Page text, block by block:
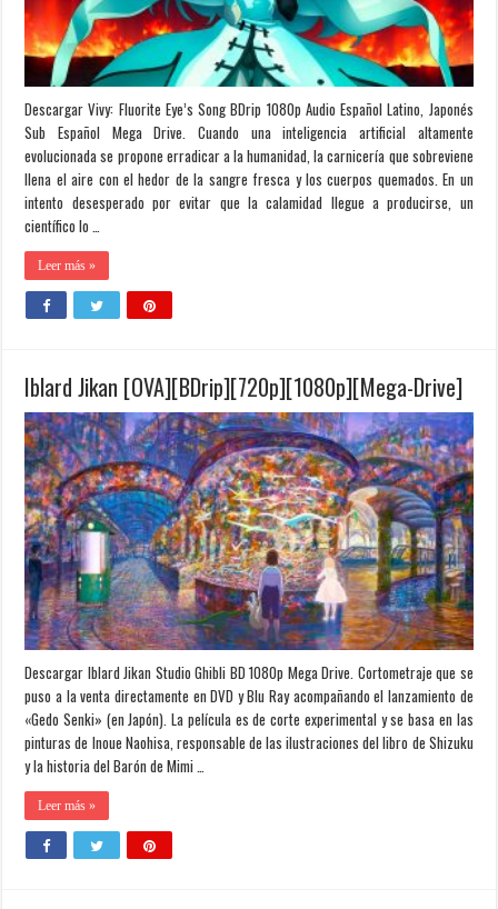
Descargar Vivy: Fluorite Eye’s Song BDrip 1080p Audio Español Latino, Japonés
Sub Español Mega Drive. Cuando una inteligencia artificial altamente
evolucionada se propone erradicar a la humanidad, la carnicería que sobreviene
llena el aire con el hedor de la sangre fresca y los cuerpos quemados. En un
intento desesperado por evitar que la calamidad llegue a producirse, un
científico lo …
Leer más »
Iblard Jikan [OVA][BDrip][720p][1080p][Mega-Drive]
Descargar Iblard Jikan Studio Ghibli BD 1080p Mega Drive. Cortometraje que se
puso a la venta directamente en DVD y Blu Ray acompañando el lanzamiento de
«Gedo Senki» (en Japón). La película es de corte experimental y se basa en las
pinturas de Inoue Naohisa, responsable de las ilustraciones del libro de Shizuku
y la historia del Barón de Mimi …
Leer más »